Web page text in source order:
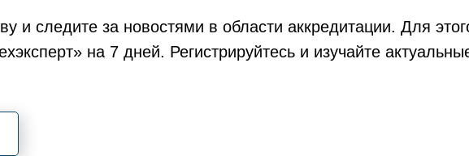
и следите за новостями в области аккредитации. Для
на 7 дней. Регистрируйтесь и изучайте